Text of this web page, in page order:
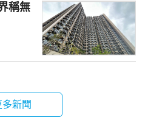
稱無
多新聞